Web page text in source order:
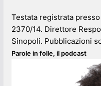
Testata registrata
2370/14. Direttore
Sinopoli. Pubblicazioni
Parole in folle, il podcast